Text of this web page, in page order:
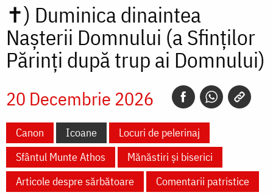
✝) Duminica dinaintea
Nașterii Domnului (a Sfinților
Părinți după trup ai Domnului)
20 Decembrie 2026
Canon Icoane
Locuri de pelerinaj
Sfântul Munte Athos
Mănăstiri și biserici
Articole despre sărbătoare
Comentarii patristice